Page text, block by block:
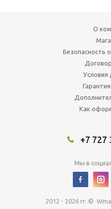
О
Безопасность
Условия
Как
+7 727
Мы в
2012 - 2026 гг. ©